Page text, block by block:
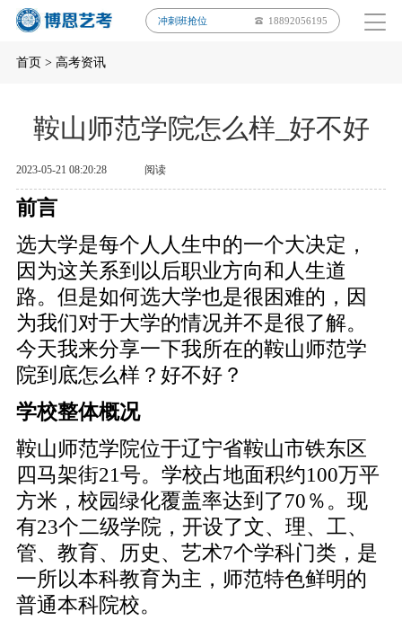
冲刺班抢位 18892056195
首页> 高考资讯
鞍山师范学院怎么样_好不好
2023-05-21 08:20:28 阅读
前言
选大学是每个人人生中的一个大决定，
因为这关系到以后职业方向和人生道
路。但是如何选大学也是很困难的，因
为我们对于大学的情况并不是很了解。
今天我来分享一下我所在的鞍山师范学
院到底怎么样？好不好？
学校整体概况
鞍山师范学院位于辽宁省鞍山市铁东区
四马架街21号。学校占地面积约100万平
方米，校园绿化覆盖率达到了70％。现
有23个二级学院，开设了文、理、工、
管、教育、历史、艺术7个学科门类，是
一所以本科教育为主，师范特色鲜明的
普通本科院校。